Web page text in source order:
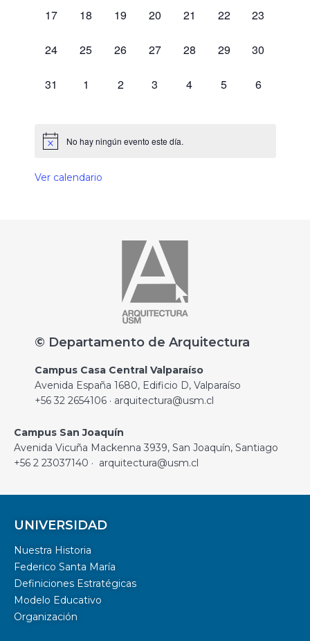
0 eventos,
17 0 eventos,
18 0 eventos,
19 0 eventos,
20 0 eventos,
21 0 eventos,
22 0 eventos,
23
0 eventos,
24 0 eventos,
25 0 eventos,
26 0 eventos,
27 0 eventos,
28 0 eventos,
29 0 eventos,
30
0 eventos,
31 0 eventos,
1 0 eventos,
2 0 eventos,
3 0 eventos,
4 0 eventos,
5 0 eventos,
6
No hay ningún evento este día.
Ver calendario
© Departamento de Arquitectura
Campus Casa Central Valparaíso
Avenida España 1680, Edificio D, Valparaíso
+56 32 2654106 · arquitectura@usm.cl
Campus San Joaquín
Avenida Vicuña Mackenna 3939, San Joaquín, Santiago
+56 2 23037140 · arquitectura@usm.cl
UNIVERSIDAD
Nuestra Historia
Federico Santa María
Definiciones Estratégicas
Modelo Educativo
Organización